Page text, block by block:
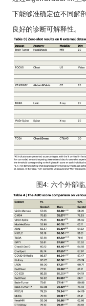
下能够准确定位不同解
良好的诊断可解释性。
图4: 六个外部